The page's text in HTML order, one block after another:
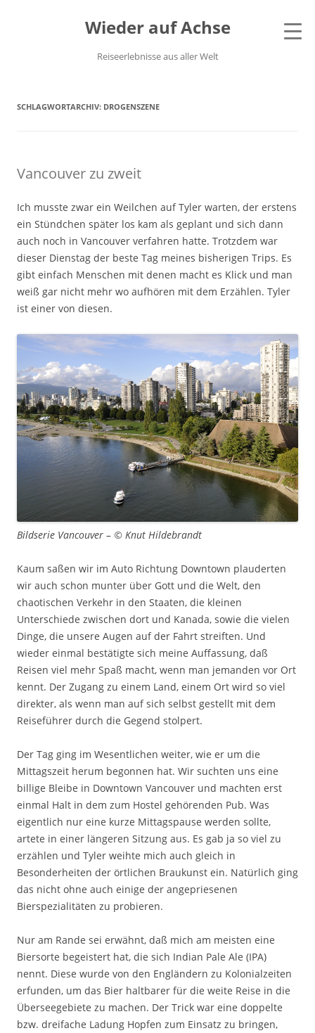
Wieder auf Achse
Reiseerlebnisse aus aller Welt
SCHLAGWORTARCHIV: DROGENSZENE
Vancouver zu zweit
Ich musste zwar ein Weilchen auf Tyler warten, der erstens
ein Stündchen später los kam als geplant und sich dann
auch noch in Vancouver verfahren hatte. Trotzdem war
dieser Dienstag der beste Tag meines bisherigen Trips. Es
gibt einfach Menschen mit denen macht es Klick und man
weiß gar nicht mehr wo aufhören mit dem Erzählen. Tyler
ist einer von diesen.
Bildserie Vancouver – © Knut Hildebrandt
Kaum saßen wir im Auto Richtung Downtown plauderten
wir auch schon munter über Gott und die Welt, den
chaotischen Verkehr in den Staaten, die kleinen
Unterschiede zwischen dort und Kanada, sowie die vielen
Dinge, die unsere Augen auf der Fahrt streiften. Und
wieder einmal bestätigte sich meine Auffassung, daß
Reisen viel mehr Spaß macht, wenn man jemanden vor Ort
kennt. Der Zugang zu einem Land, einem Ort wird so viel
direkter, als wenn man auf sich selbst gestellt mit dem
Reiseführer durch die Gegend stolpert.
Der Tag ging im Wesentlichen weiter, wie er um die
Mittagszeit herum begonnen hat. Wir suchten uns eine
billige Bleibe in Downtown Vancouver und machten erst
einmal Halt in dem zum Hostel gehörenden Pub. Was
eigentlich nur eine kurze Mittagspause werden sollte,
artete in einer längeren Sitzung aus. Es gab ja so viel zu
erzählen und Tyler weihte mich auch gleich in
Besonderheiten der örtlichen Braukunst ein. Natürlich ging
das nicht ohne auch einige der angepriesenen
Bierspezialitäten zu probieren.
Nur am Rande sei erwähnt, daß mich am meisten eine
Biersorte begeistert hat, die sich Indian Pale Ale (IPA)
nennt. Diese wurde von den Engländern zu Kolonialzeiten
erfunden, um das Bier haltbarer für die weite Reise in die
Überseegebiete zu machen. Der Trick war eine doppelte
bzw. dreifache Ladung Hopfen zum Einsatz zu bringen,